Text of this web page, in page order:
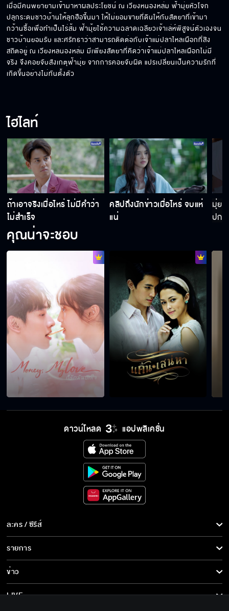
คุ้มมั้ยเนี่ย เหมือนถูกหลอกไปใช้แรงงานเลย
ฉันจะทำโปรเจกต์ของฉันด้วยความรัก
ตอนนี้ยังมีกัน ก็ยังดีกว่าไม่มีนะ
พอตกอับก็นับเป็นพวกเลยนะ
ผมชอบที่นี่ ผมไม่ไปไหนแล้วครับ
ถ้าแม่ยังขวางผม เราต้องเป็นศัตรูกันแล้ว
ไม่ต้องรู้สึกผิดกับใครทั้งนั้น แค่มีความสุขก็
พอแล้ว
ทุกคนต้องมีชีวิตของตัวเอง
มาวิเคราะห์ชีวิตเด็กคนหนึ่งแบบนี้ ต้องการอะไรเห
ถ้าผู้นำขาดศรัทธาในตัวเอง แล้วงานจะสำเร็จได้
ยังไง
เมื่อมีคนพยายามเข้ามาหาผลประโยชน์ ณ เวียงหนองหล่ม ฟ้ามุ่ยหัวโจก
ปลุกระดมชาวบ้านให้ลุกฮือขึ้นมา ให้ไม่ยอมขายที่ดินให้กับสัตยาที่เข้ามา
กว้านซื้อเพื่อทำเป็นไร่ส้ม ฟ้ามุ้ยใช้ความฉลาดเฉลียวเจ้าเล่ห์พิสูจน์ตัวเองจน
ชาวบ้านยอมรับ และศรัทธาว่าสามารถติดต่อกับเจ้าแม่ปลาไหลเผือกที่สิง
สถิตอยู่ ณ เวียงหลนองหล่ม มีเพียงสัตยาที่คิดว่าเจ้าแม่ปลาไหลเผือกไม่มี
จริง จึงคอยจับสังเกตุฟ้ามุ่ย จากการคอยจับผิด แปรเปลี่ยนเป็นความรักที่
เกิดขึ้นอย่างไม่ทันตั้งตัว
ไฮไลท์
ถ้าเอาจริงเมื่อไหร่ ไม่มีคำว่า
ไม่สำเร็จ
คลิปถึงนักข่าวเมื่อไหร่ จบแห่
แน่
มุ่ย
ปกป้
คุณน่าจะชอบ
ดาวน์โหลด แอปพลิเคชั่น
ละคร / ซีรีส์
ละคร/ซีรีส์
ซีรีส์นานาชาติ
การ์ตูน & เกม
รายการ
รายการทั้งหมด
ข่าว
ข่าวทั้งหมด
LIVE